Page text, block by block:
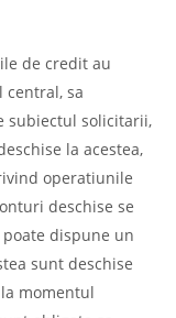
de credit au
central, sa
subiectul solicitarii,
la acestea,
operatiunile
deschise se
dispune un
sunt deschise
momentul